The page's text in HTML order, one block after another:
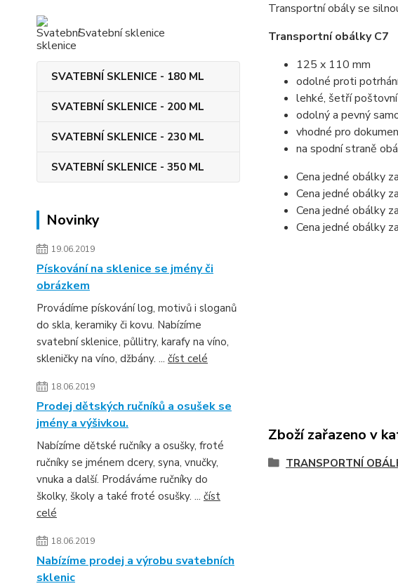
Svatební sklenice
SVATEBNÍ SKLENICE - 180 ML
SVATEBNÍ SKLENICE - 200 ML
SVATEBNÍ SKLENICE - 230 ML
SVATEBNÍ SKLENICE - 350 ML
Novinky
19.06.2019
Pískování na sklenice se jmény či
obrázkem
Provádíme pískování log, motivů i sloganů
do skla, keramiky či kovu. Nabízíme
svatební sklenice, půllitry, karafy na víno,
skleničky na víno, džbány. ... číst celé
18.06.2019
Prodej dětských ručníků a osušek se
jmény a výšivkou.
Nabízíme dětské ručníky a osušky, froté
ručníky se jménem dcery, syna, vnučky,
vnuka a další. Prodáváme ručníky do
školky, školy a také froté osušky. ... číst
celé
18.06.2019
Nabízíme prodej a výrobu svatebních
sklenic
Transportní obály se
Transportní obálky C7
125 x 110 mm
odolné proti
lehké, šetří
odolný a pevný
vhodné pro
na spodní straně
Cena jedné obálky
Cena jedné obálky
Cena jedné obálky
Cena jedné obálky
Zboží zařazeno v
TRANSPORTNÍ